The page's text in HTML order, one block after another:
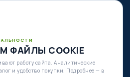
ФАЙЛЫ COOKIE
работу сайта. Аналитические
и удобство покупки. Подробнее — в